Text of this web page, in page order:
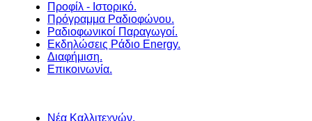
Προφίλ - Ιστορικό.
Πρόγραμμα Ραδιοφώνου.
Ραδιοφωνικοί Παραγωγοί.
Εκδηλώσεις Ράδιο Energy.
Διαφήμιση.
Επικοινωνία.
Νέα Καλλιτεχνών.